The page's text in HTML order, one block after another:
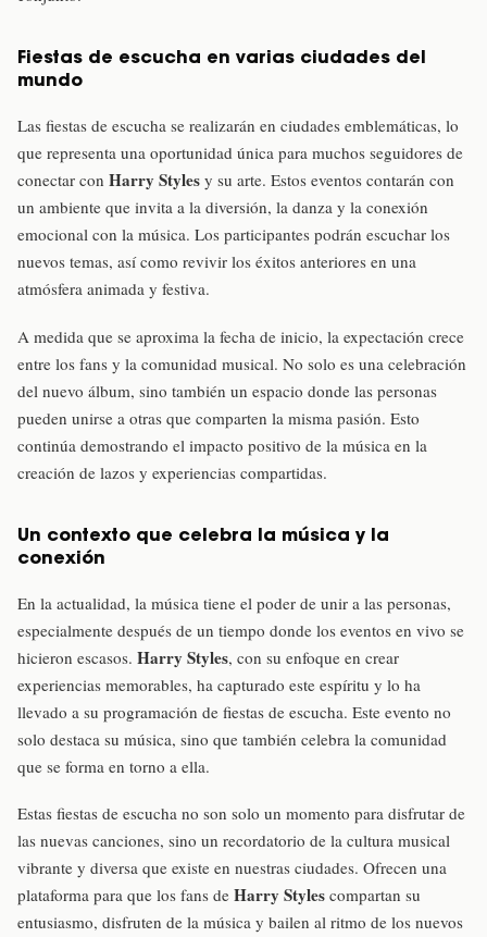
Fiestas de escucha en varias ciudades del
mundo
Las fiestas de escucha se realizarán en ciudades emblemáticas, lo
que representa una oportunidad única para muchos seguidores de
conectar con Harry Styles y su arte. Estos eventos contarán con
un ambiente que invita a la diversión, la danza y la conexión
emocional con la música. Los participantes podrán escuchar los
nuevos temas, así como revivir los éxitos anteriores en una
atmósfera animada y festiva.
A medida que se aproxima la fecha de inicio, la expectación crece
entre los fans y la comunidad musical. No solo es una celebración
del nuevo álbum, sino también un espacio donde las personas
pueden unirse a otras que comparten la misma pasión. Esto
continúa demostrando el impacto positivo de la música en la
creación de lazos y experiencias compartidas.
Un contexto que celebra la música y la
conexión
En la actualidad, la música tiene el poder de unir a las personas,
especialmente después de un tiempo donde los eventos en vivo se
hicieron escasos. Harry Styles, con su enfoque en crear
experiencias memorables, ha capturado este espíritu y lo ha
llevado a su programación de fiestas de escucha. Este evento no
solo destaca su música, sino que también celebra la comunidad
que se forma en torno a ella.
Estas fiestas de escucha no son solo un momento para disfrutar de
las nuevas canciones, sino un recordatorio de la cultura musical
vibrante y diversa que existe en nuestras ciudades. Ofrecen una
plataforma para que los fans de Harry Styles compartan su
entusiasmo, disfruten de la música y bailen al ritmo de los nuevos